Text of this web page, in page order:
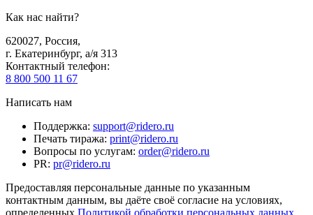
Как нас найти?
620027, Россия,
г. Екатеринбург, а/я 313
Контактный телефон:
8 800 500 11 67
Написать нам
Поддержка: support@ridero.ru
Печать тиража: print@ridero.ru
Вопросы по услугам: order@ridero.ru
PR: pr@ridero.ru
Предоставляя персональные данные по указанным
контактным данным, вы даёте своё согласие на условиях,
определенных Политикой обработки персональных данных